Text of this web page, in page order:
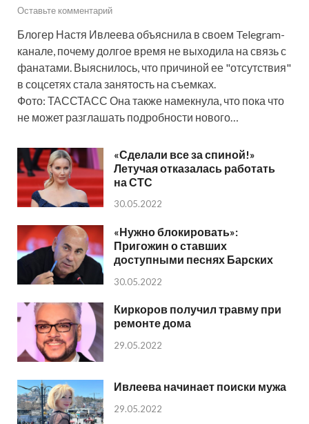
Оставьте комментарий
Блогер Настя Ивлеева объяснила в своем Telegram-
канале, почему долгое время не выходила на связь с
фанатами. Выяснилось, что причиной ее "отсутствия"
в соцсетях стала занятость на съемках.
Фото: ТАССТАСС Она также намекнула, что пока что
не может разглашать подробности нового…
«Сделали все за спиной!»
Летучая отказалась работать
на СТС
30.05.2022
«Нужно блокировать»:
Пригожин о ставших
доступными песнях Барских
30.05.2022
Киркоров получил травму при
ремонте дома
29.05.2022
Ивлеева начинает поиски мужа
29.05.2022